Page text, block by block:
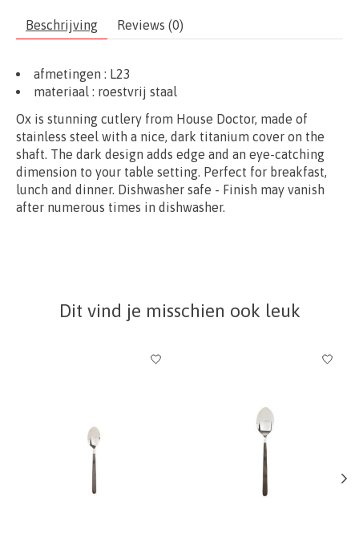
Beschrijving Reviews (0)
afmetingen : L23
materiaal : roestvrij staal
Ox is stunning cutlery from House Doctor, made of
stainless steel with a nice, dark titanium cover on the
shaft. The dark design adds edge and an eye-catching
dimension to your table setting. Perfect for breakfast,
lunch and dinner. Dishwasher safe - Finish may vanish
after numerous times in dishwasher.
Dit vind je misschien ook leuk
Items van productcarrousel